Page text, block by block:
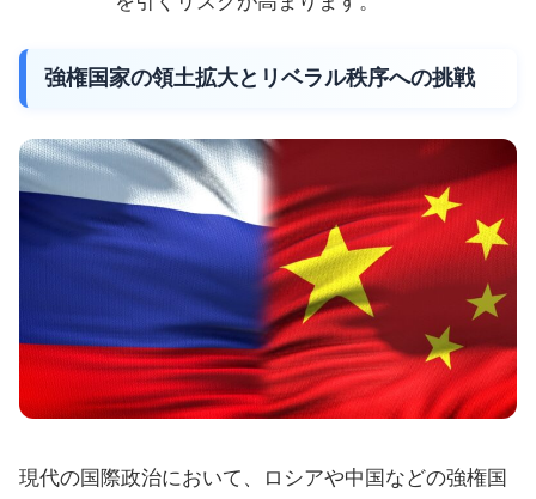
強権国家の領土拡大とリベラル秩序への挑戦
現代の国際政治において、ロシアや中国などの強権国